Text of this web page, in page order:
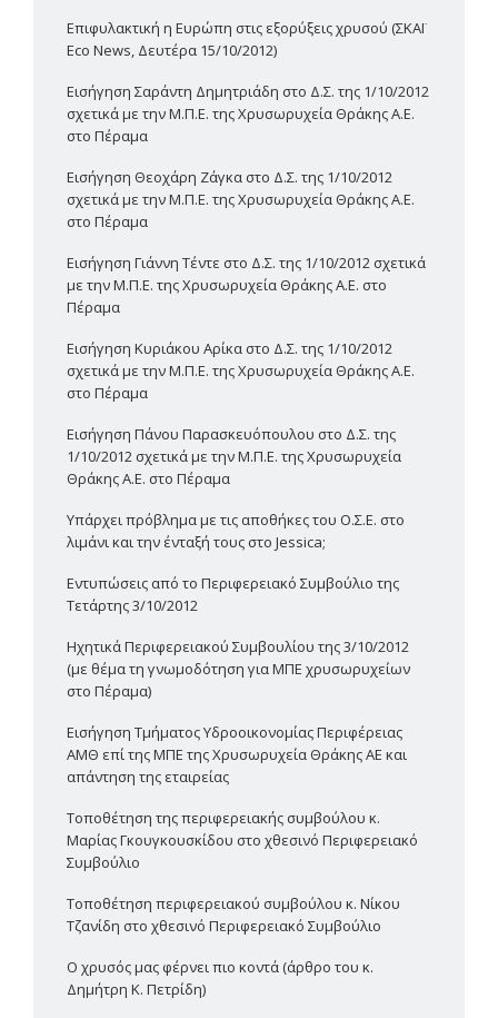
Επιφυλακτική η Ευρώπη στις εξορύξεις χρυσού (ΣΚΑΪ
Eco News, Δευτέρα 15/10/2012)
Εισήγηση Σαράντη Δημητριάδη στο Δ.Σ. της 1/10/2012
σχετικά με την Μ.Π.Ε. της Χρυσωρυχεία Θράκης Α.Ε.
στο Πέραμα
Εισήγηση Θεοχάρη Ζάγκα στο Δ.Σ. της 1/10/2012
σχετικά με την Μ.Π.Ε. της Χρυσωρυχεία Θράκης Α.Ε.
στο Πέραμα
Εισήγηση Γιάννη Τέντε στο Δ.Σ. της 1/10/2012 σχετικά
με την Μ.Π.Ε. της Χρυσωρυχεία Θράκης Α.Ε. στο
Πέραμα
Εισήγηση Κυριάκου Αρίκα στο Δ.Σ. της 1/10/2012
σχετικά με την Μ.Π.Ε. της Χρυσωρυχεία Θράκης Α.Ε.
στο Πέραμα
Εισήγηση Πάνου Παρασκευόπουλου στο Δ.Σ. της
1/10/2012 σχετικά με την Μ.Π.Ε. της Χρυσωρυχεία
Θράκης Α.Ε. στο Πέραμα
Υπάρχει πρόβλημα με τις αποθήκες του Ο.Σ.Ε. στο
λιμάνι και την ένταξή τους στο Jessica;
Εντυπώσεις από το Περιφερειακό Συμβούλιο της
Τετάρτης 3/10/2012
Hχητικά Περιφερειακού Συμβουλίου της 3/10/2012
(με θέμα τη γνωμοδότηση για ΜΠΕ χρυσωρυχείων
στο Πέραμα)
Εισήγηση Τμήματος Υδροοικονομίας Περιφέρειας
ΑΜΘ επί της ΜΠΕ της Χρυσωρυχεία Θράκης ΑΕ και
απάντηση της εταιρείας
Τοποθέτηση της περιφερειακής συμβούλου κ.
Μαρίας Γκουγκουσκίδου στο χθεσινό Περιφερειακό
Συμβούλιο
Τοποθέτηση περιφερειακού συμβούλου κ. Νίκου
Τζανίδη στο χθεσινό Περιφερειακό Συμβούλιο
Ο χρυσός μας φέρνει πιο κοντά (άρθρο του κ.
Δημήτρη Κ. Πετρίδη)